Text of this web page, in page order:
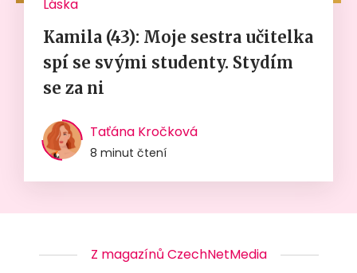
Láska
Kamila (43): Moje sestra učitelka
spí se svými studenty. Stydím
se za ni
Taťána Kročková
8 minut čtení
Z magazínů CzechNetMedia